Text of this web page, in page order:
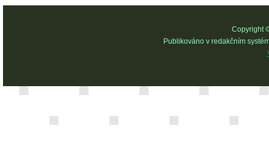
Copyright
Publikováno v redakčním